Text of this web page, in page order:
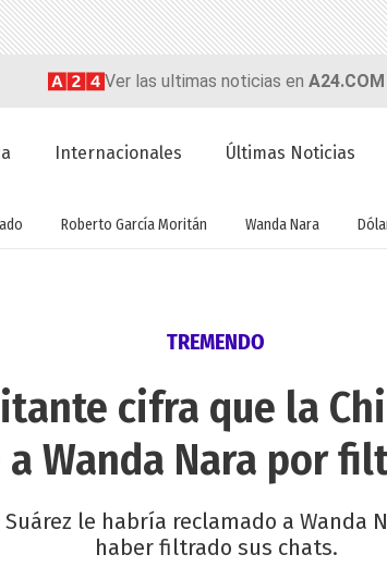
Ver las ultimas noticias en A24.COM
Internacionales Últimas Noticias
Roberto García Moritán Wanda Nara
TREMENDO
cifra que la
Wanda Nara por
le habría reclamado a
haber filtrado sus chats.